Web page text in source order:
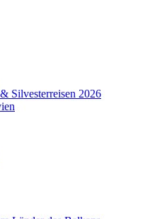
Silvesterreisen 2026